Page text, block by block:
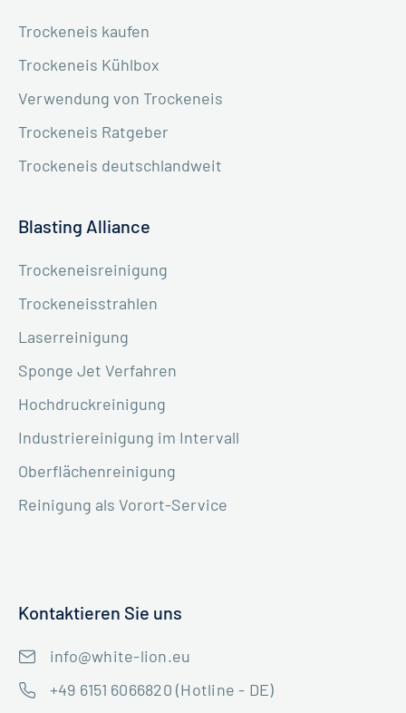
Trockeneis kaufen
Trockeneis Kühlbox
Verwendung von Trockeneis
Trockeneis Ratgeber
Trockeneis deutschlandweit
Blasting Alliance
Trockeneisreinigung
Trockeneisstrahlen
Laserreinigung
Sponge Jet Verfahren
Hochdruckreinigung
Industriereinigung im Intervall
Oberflächenreinigung
Reinigung als Vorort-Service
Kontaktieren Sie uns
info@white-lion.eu
+49 6151 6066820 (Hotline - DE)